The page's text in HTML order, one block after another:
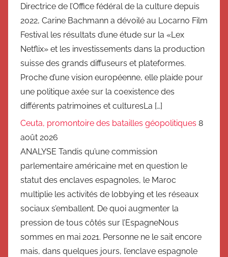
Directrice de l’Office fédéral de la culture depuis
2022, Carine Bachmann a dévoilé au Locarno Film
Festival les résultats d’une étude sur la «Lex
Netflix» et les investissements dans la production
suisse des grands diffuseurs et plateformes.
Proche d’une vision européenne, elle plaide pour
une politique axée sur la coexistence des
différents patrimoines et culturesLa […]
Ceuta, promontoire des batailles géopolitiques 8
août 2026
ANALYSE Tandis qu’une commission
parlementaire américaine met en question le
statut des enclaves espagnoles, le Maroc
multiplie les activités de lobbying et les réseaux
sociaux s’emballent. De quoi augmenter la
pression de tous côtés sur l’EspagneNous
sommes en mai 2021. Personne ne le sait encore
mais, dans quelques jours, l’enclave espagnole